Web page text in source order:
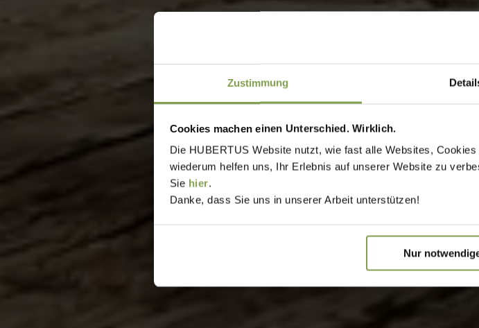
Zustimmung
Cookies machen einen Unterschied. Wirklich.
Die HUBERTUS Website nutzt, wie fast alle Websites,
wiederum helfen uns, Ihr Erlebnis auf unserer Website zu
Sie hier.
Danke, dass Sie uns in unserer Arbeit unterstützen!
Nur